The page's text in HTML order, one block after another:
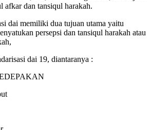
afkar dan tansiqul harakah.
dai memiliki dua tujuan utama yaitu
persepsi dan tansiqul harakah atau
dai 19, diantaranya :